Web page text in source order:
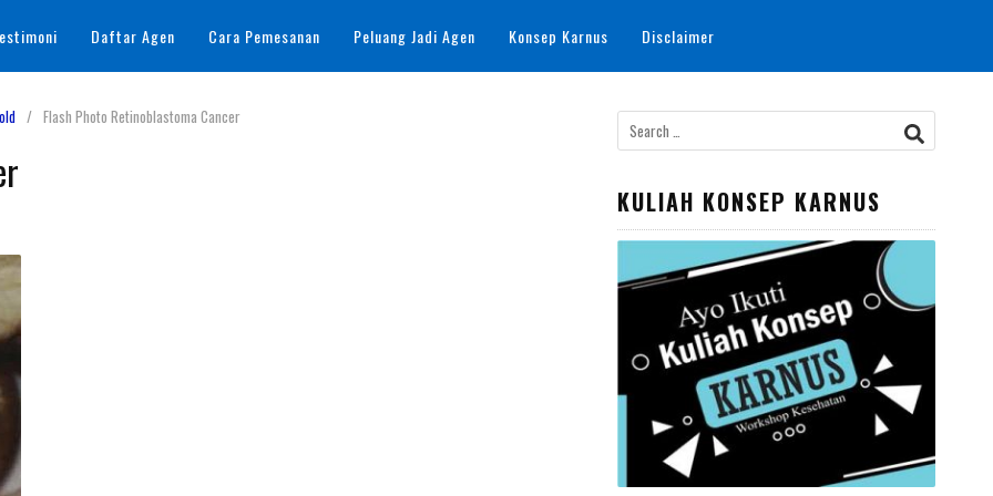
Daftar Agen Cara Pemesanan Peluang Jadi Agen Konsep Karnus Disclaimer
Flash Photo Retinoblastoma Cancer
Search
for:
KULIAH KONSEP KARNUS